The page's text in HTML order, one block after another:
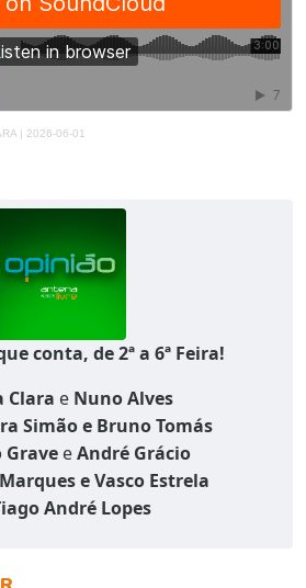
conta, de 2ª a 6ª Feira!
Clara e Nuno Alves
Simão e Bruno Tomás
Grave e André Grácio
e Vasco Estrela
André Lopes
| 2026-06-01